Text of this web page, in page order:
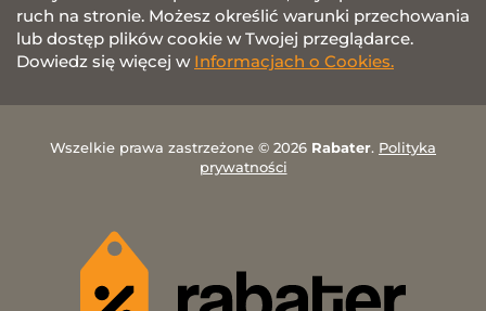
ruch na stronie. Możesz określić warunki przechowania
lub dostęp plików cookie w Twojej przeglądarce.
Dowiedz się więcej w Informacjach o Cookies.
Wszelkie prawa zastrzeżone © 2026 Rabater. Polityka
prywatności